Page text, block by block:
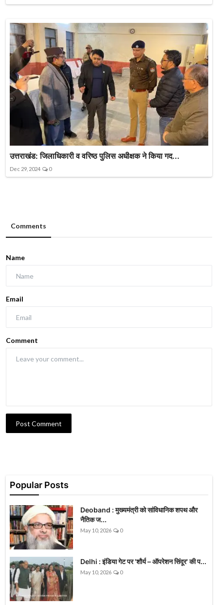
उत्तराखंड: जिलाधिकारी व वरिष्ठ पुलिस अधीक्षक ने किया गद...
Dec 29, 2024 0
Comments
Name
Email
Comment
Post Comment
Popular Posts
Deoband : मुख्यमंत्री को सांविधानिक शपथ और
नैतिक ज...
May 10, 2026 0
Delhi : इंडिया गेट पर 'शौर्य – ऑपरेशन सिंदूर' की प...
May 10, 2026 0